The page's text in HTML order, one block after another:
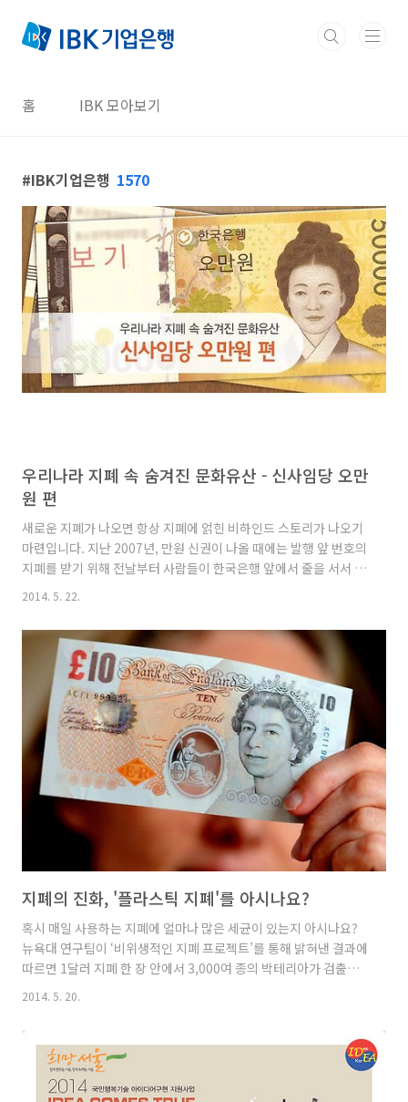
홈 IBK 모아보기
IBK기업은행 1570
우리나라 지폐 속 숨겨진 문화유산 - 신사임당 오만
원 편
새로운 지폐가 나오면 항상 지폐에 얽힌 비하인드 스토리가 나오기
마련입니다. 지난 2007년, 만원 신권이 나올 때에는 발행 앞 번호의
지폐를 받기 위해 전날부터 사람들이 한국은행 앞에서 줄을 서서 기
원권의 맨 앞 번호는 박물관에, 빠른 번호는 인터넷 경매로 판매하
였다고 합니다. 이렇게 발생한 수익금은 불우 이웃 돕기 등 공익을
위해 사용되었다고 하니 시작부터 참 좋은 오만원권이네요. 기존 화
폐가 아닌 완전히 새로 제작되는 지폐였기 때문에 발행 전부터 더욱
뜨거운 감자가 되었던 오만원권! 모델 선정부터 핫이슈였지요. 반
대의 목소리도 많았지만 결국 모델이 신사임당이 되면서 아들 ..
2014. 5. 22.
지폐의 진화, '플라스틱 지폐'를 아시나요?
혹시 매일 사용하는 지폐에 얼마나 많은 세균이 있는지 아시나요?
뉴욕대 연구팀이 ‘비위생적인 지폐 프로젝트’를 통해 밝혀낸 결과에
따르면 1달러 지폐 한 장 안에서 3,000여 종의 박테리아가 검출됐
다고 합니다. 그중에서도 여드름을 유발하는 세균이 가장 많이 발견
적인 종이 지폐 대신 훨씬 깨끗한 플라스틱 지폐로 바꾸는 나라들이
많아지고 있습니다. 영국은 2016년부터 300년 역사의 종이 지폐를
폐지하고 플라스틱 지폐로 교체할 것이라고 밝혔으며 (대한금융신
문) 1988년 이후 20여 개의 나라가 플라스틱 지폐를 사용하고 있습
2014. 5. 20.